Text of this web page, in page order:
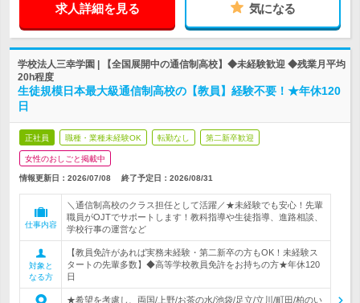
求人詳細を見る 気になる
学校法人三幸学園 | 【全国展開中の通信制高校】◆未経験歓迎 ◆残業月平均
20h程度
生徒規模日本最大級通信制高校の【教員】経験不要！★年休120
日
正社員 職種・業種未経験OK 転勤なし 第二新卒歓迎
女性のおしごと掲載中
情報更新日：2026/07/08 終了予定日： 2026/08/31
仕事内容
＼通信制高校のクラス担任として活躍／★未経験でも安心！先輩
職員がOJTでサポートします！教科指導や生徒指導、進路相談、
学校行事の運営など
対象と
なる方
【教員免許があれば実務未経験・第二新卒の方もOK！未経験ス
タートの先輩多数】◆高等学校教員免許をお持ちの方★年休120
日
★希望を考慮し、両国/上野/お茶の水/池袋/足立/立川/町田/柏のい